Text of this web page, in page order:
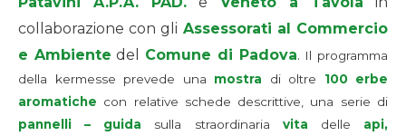
collaborazione con gli Assessorati al Commercio
e Ambiente del Comune di Padova. Il programma
della kermesse prevede una mostra di oltre 100 erbe
aromatiche con relative schede descrittive, una serie di
pannelli – guida sulla straordinaria vita delle api,